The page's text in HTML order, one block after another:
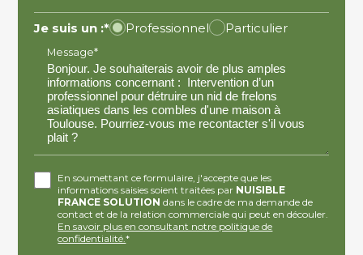
Je suis un :* Professionnel Particulier
Message*
En soumettant ce formulaire, j'accepte que les
informations saisies soient traitées par NUISIBLE
FRANCE SOLUTION dans le cadre de ma demande de
contact et de la relation commerciale qui peut en découler.
En savoir plus en consultant notre politique de
confidentialité.*